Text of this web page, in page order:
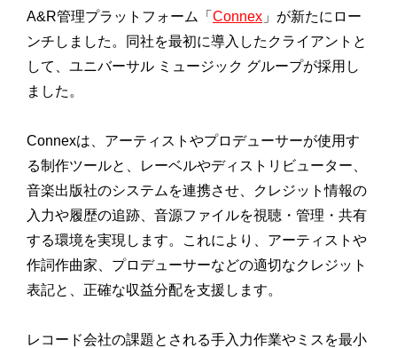
A&R管理プラットフォーム「 Connex 」が新たにロー
ンチしました。同社を最初に導入したクライアントと
して、ユニバーサル ミュージック グループが採用し
ました。
Connexは、アーティストやプロデューサーが使用す
る制作ツールと、レーベルやディストリビューター、
音楽出版社のシステムを連携させ、クレジット情報の
入力や履歴の追跡、音源ファイルを視聴・管理・共有
する環境を実現します。これにより、アーティストや
作詞作曲家、プロデューサーなどの適切なクレジット
表記と、正確な収益分配を支援します。
レコード会社の課題とされる手入力作業やミスを最小